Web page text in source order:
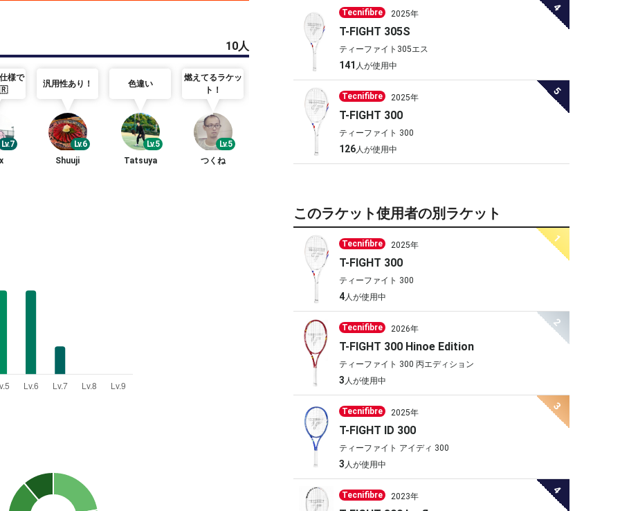
10人
様で
Lv.7
汎用性あり！
Lv.6
Shuuji
色違い
Lv.5
Tatsuya
燃えてるラケッ
ト！
Lv.5
つくね
Lv.4
万能です、オス
Tecnifibre 2025年
T-FIGHT 305S
ティーファイト305エス
141 人が使用中
4
Tecnifibre 2025年
T-FIGHT 300
ティーファイト 300
126人が使用中
5
このラケット使用者の別ラケット
Tecnifibre 2025年
T-FIGHT 300
ティーファイト 300
4人が使用中
1
Tecnifibre 2026年
T-FIGHT 300 Hinoe Edition
ティーファイト 300 丙エディション
3 人が使用中
2
Tecnifibre 2025年
T-FIGHT ID 300
ティーファイト アイディ 300
3 人が使用中
3
Tecnifibre 2023年
4